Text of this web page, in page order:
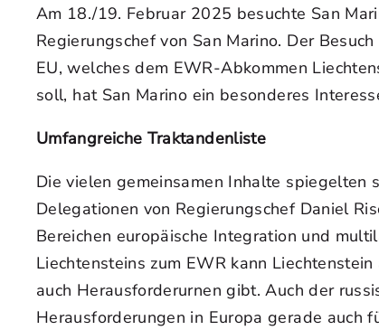
Am 18./19. Februar 2025 besuchte San
Regierungschef von San Marino. Der
EU, welches dem EWR-Abkommen
soll, hat San Marino ein besonderes
Umfangreiche Traktandenliste
Die vielen gemeinsamen Inhalte spiegelten
Delegationen von Regierungschef Daniel
Bereichen europäische Integration und
Liechtensteins zum EWR kann
auch Herausforderurnen gibt. Auch der
Herausforderungen in Europa gerade auch